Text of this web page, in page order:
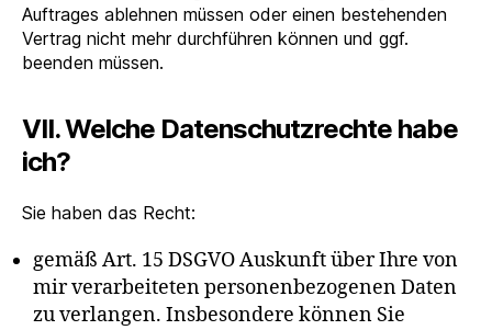
Auftrages ablehnen müssen oder einen bestehenden
Vertrag nicht mehr durchführen können und ggf.
beenden müssen.
VII. Welche Datenschutzrechte habe
ich?
Sie haben das Recht:
gemäß Art. 15 DSGVO Auskunft über Ihre von
mir verarbeiteten personenbezogenen Daten
zu verlangen. Insbesondere können Sie